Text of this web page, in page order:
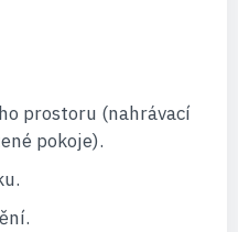
prostoru (nahrávací
pokoje).